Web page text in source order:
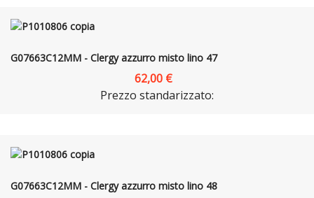
G07663C12MM - Clergy azzurro misto lino 47
62,00 €
Prezzo standarizzato:
G07663C12MM - Clergy azzurro misto lino 48